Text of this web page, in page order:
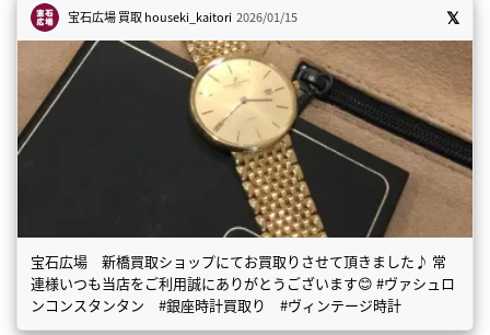
宝石広場 買取houseki_kaitori 2026/01/15
宝石広場 新橋買取ショップにてお買取りさせて頂きました♪ 常
連様いつも当店をご利用誠にありがとうございます😊 #ヴァシュロ
ンコンスタンタン #銀座時計買取り #ヴィンテージ時計